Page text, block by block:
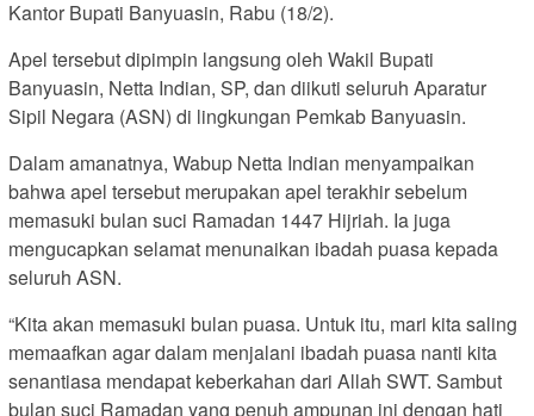
Kantor Bupati Banyuasin, Rabu (18/2).
Apel tersebut dipimpin langsung oleh Wakil Bupati
Banyuasin, Netta Indian, SP, dan diikuti seluruh Aparatur
Sipil Negara (ASN) di lingkungan Pemkab Banyuasin.
Dalam amanatnya, Wabup Netta Indian menyampaikan
bahwa apel tersebut merupakan apel terakhir sebelum
memasuki bulan suci Ramadan 1447 Hijriah. Ia juga
mengucapkan selamat menunaikan ibadah puasa kepada
seluruh ASN.
“Kita akan memasuki bulan puasa. Untuk itu, mari kita saling
memaafkan agar dalam menjalani ibadah puasa nanti kita
senantiasa mendapat keberkahan dari Allah SWT. Sambut
bulan suci Ramadan yang penuh ampunan ini dengan hati